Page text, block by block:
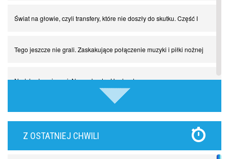
Świat na głowie, czyli transfery, które nie doszły do skutku. Część I
Tego jeszcze nie grali. Zaskakujące połączenie muzyki i piłki nożnej
Nadchodzą giganci. Nunez kontra Haaland
Lewandowski kontra Bayern. Czy wilk będzie syty, a owca cała?
Z OSTATNIEJ CHWILI